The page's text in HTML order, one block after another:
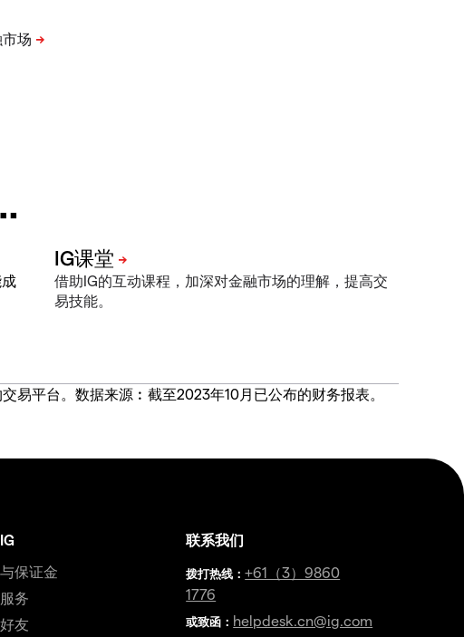
借助IG的互动课程，加深对金融市场的理解，提高交
易技能。
平台。数据来源︰截至2023年10月已公布的财务报表。
保证金
务
友
联系我们
拨打热线 ：+61（3）9860
1776
或致函： helpdesk.cn@ig.com